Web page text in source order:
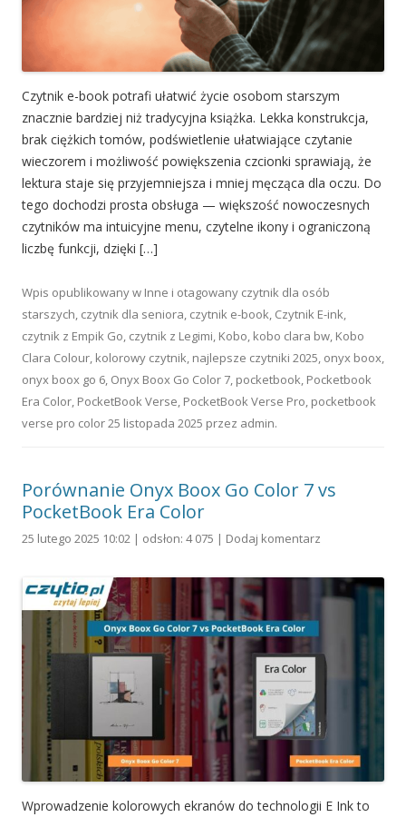
Czytnik e-book potrafi ułatwić życie osobom starszym
znacznie bardziej niż tradycyjna książka. Lekka konstrukcja,
brak ciężkich tomów, podświetlenie ułatwiające czytanie
wieczorem i możliwość powiększenia czcionki sprawiają, że
lektura staje się przyjemniejsza i mniej męcząca dla oczu. Do
tego dochodzi prosta obsługa — większość nowoczesnych
czytników ma intuicyjne menu, czytelne ikony i ograniczoną
liczbę funkcji, dzięki […]
Wpis opublikowany w Inne i otagowany czytnik dla osób
starszych, czytnik dla seniora, czytnik e-book, Czytnik E-ink,
czytnik z Empik Go, czytnik z Legimi, Kobo, kobo clara bw, Kobo
Clara Colour, kolorowy czytnik, najlepsze czytniki 2025, onyx boox,
onyx boox go 6, Onyx Boox Go Color 7, pocketbook, Pocketbook
Era Color, PocketBook Verse, PocketBook Verse Pro, pocketbook
verse pro color25 listopada 2025 przez admin.
Porównanie Onyx Boox Go Color 7 vs
PocketBook Era Color
25 lutego 2025 10:02 | odsłon: 4 075 | Dodaj komentarz
Wprowadzenie kolorowych ekranów do technologii E Ink to